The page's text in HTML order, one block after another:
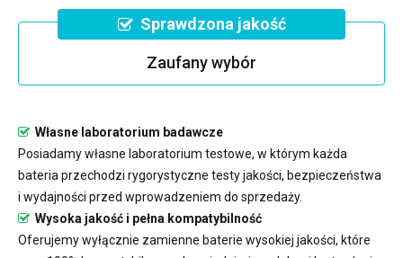
Sprawdzona jakość
Zaufany wybór
Własne laboratorium badawcze
Posiadamy własne laboratorium testowe, w którym każda
bateria przechodzi rygorystyczne testy jakości, bezpieczeństwa
i wydajności przed wprowadzeniem do sprzedaży.
Wysoka jakość i pełna kompatybilność
Oferujemy wyłącznie zamienne baterie wysokiej jakości, które